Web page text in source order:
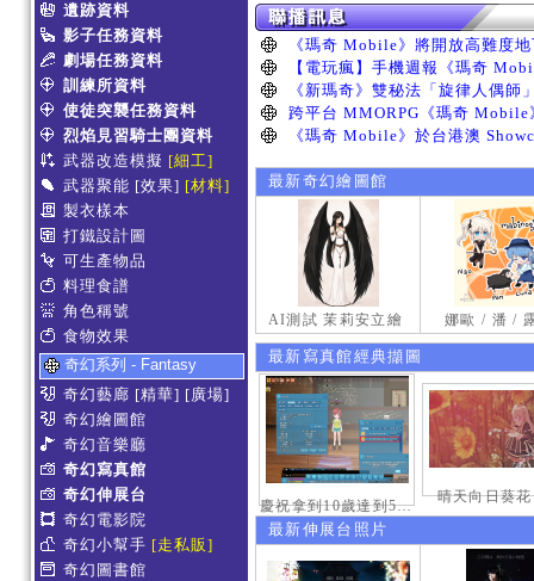
遺跡資料
影子任務資料
劇場任務資料
訓練所資料
使徒突襲任務資料
烈焰見習騎士團資料
武器改造模擬 [細工]
武器聚能 [效果] [材料]
製衣樣本
打鐵設計圖
可生產物品
料理食譜
角色稱號
食物效果
奇幻系列 - Fantasy
奇幻藝廊 [精華] [廣場]
奇幻繪圖館
奇幻音樂廳
奇幻寫真館
奇幻伸展台
奇幻電影院
奇幻小幫手 [走私販]
奇幻圖書館
最新奇幻繪圖館
AI測試 茉莉安立繪 娜歐 / 潘 /
最新寫真館經典擷圖
慶祝拿到10歲達到50級稱號紀念照
晴天向日葵
最新伸展台照片